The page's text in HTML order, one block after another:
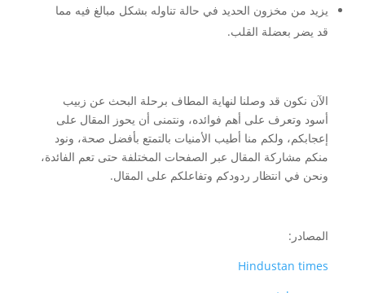
يزيد من مخزون الحديد في حالة تناوله بشكل مبالغ فيه مما
قد يضر بعضلة القلب.
الآن نكون قد وصلنا لنهاية المطاف برحلة البحث عن زبيب
أسود وتعرف على أهم فوائده، ونتمنى أن يحوز المقال على
إعجابكم، ولكم منا أطيب الأمنيات بالتمتع بأفضل صحة، ونود
منكم مشاركة المقال عبر الصفحات المختلفة حتى تعم الفائدة،
ونحن في انتظار ردودكم وتفاعلكم على المقال.
المصادر:
Hindustan times